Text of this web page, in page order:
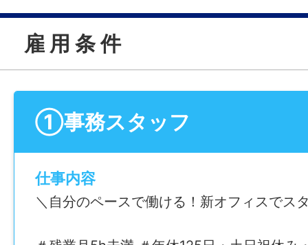
雇 用 条 件
①事務スタッフ
仕事内容
＼自分のペースで働ける！新オフィスでス